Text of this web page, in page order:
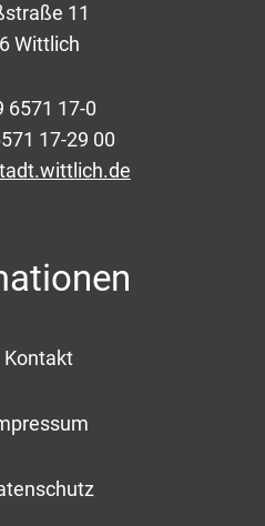
11
Wittlich
6571 17-0
17-29 00
Kontakt